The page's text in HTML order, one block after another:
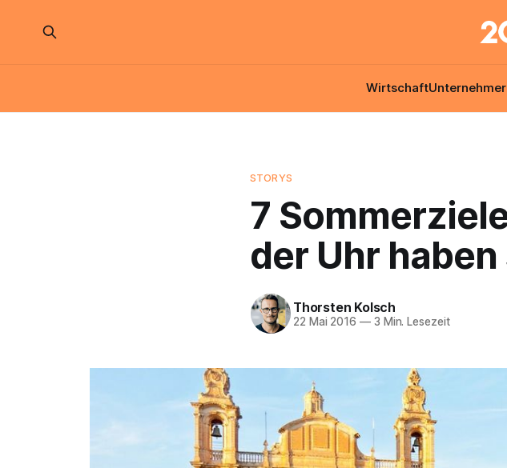
WirtschaftUnternehmer
STORYS
7
der Uhr
Thorsten Kolsch
22 Mai 2016 —3 Min. Lesezeit